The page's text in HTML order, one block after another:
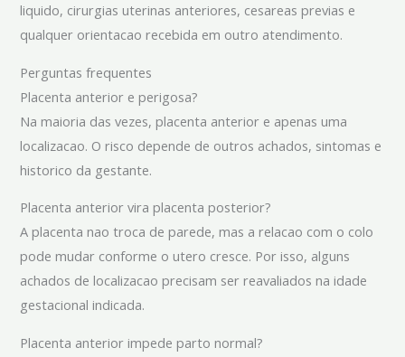
liquido, cirurgias uterinas anteriores, cesareas previas e
qualquer orientacao recebida em outro atendimento.
Perguntas frequentes
Placenta anterior e perigosa?
Na maioria das vezes, placenta anterior e apenas uma
localizacao. O risco depende de outros achados, sintomas e
historico da gestante.
Placenta anterior vira placenta posterior?
A placenta nao troca de parede, mas a relacao com o colo
pode mudar conforme o utero cresce. Por isso, alguns
achados de localizacao precisam ser reavaliados na idade
gestacional indicada.
Placenta anterior impede parto normal?